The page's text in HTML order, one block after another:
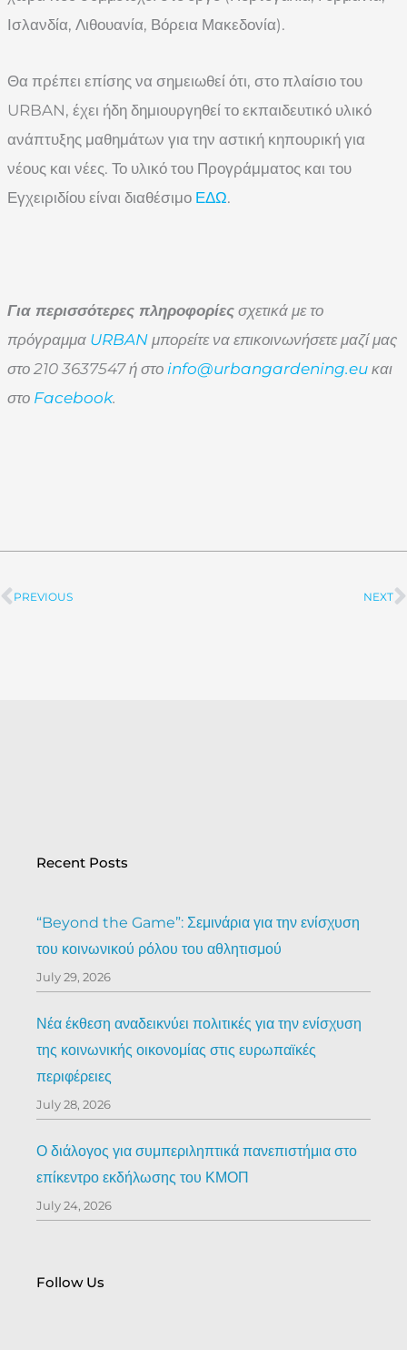
Ισλανδία, Λιθουανία, Βόρεια Μακεδονία).
Θα πρέπει επίσης να σημειωθεί ότι, στο πλαίσιο του
URBAN, έχει ήδη δημιουργηθεί το εκπαιδευτικό υλικό
ανάπτυξης μαθημάτων για την αστική κηπουρική για
νέους και νέες. Το υλικό του Προγράμματος και του
Εγχειριδίου είναι διαθέσιμο ΕΔΩ.
Για περισσότερες πληροφορίες σχετικά με το
πρόγραμμα URBAN μπορείτε να επικοινωνήσετε μαζί μας
στο 210 3637547 ή στο info@urbangardening.eu και
στο Facebook.
Prev
PREVIOUS NEXT
Recent Posts
“Beyond the Game”: Σεμινάρια για την ενίσχυση
του κοινωνικού ρόλου του αθλητισμού
July 29, 2026
Νέα έκθεση αναδεικνύει πολιτικές για την ενίσχυση
της κοινωνικής οικονομίας στις ευρωπαϊκές
περιφέρειες
July 28, 2026
Ο διάλογος για συμπεριληπτικά πανεπιστήμια στο
επίκεντρο εκδήλωσης του ΚΜΟΠ
July 24, 2026
Follow Us